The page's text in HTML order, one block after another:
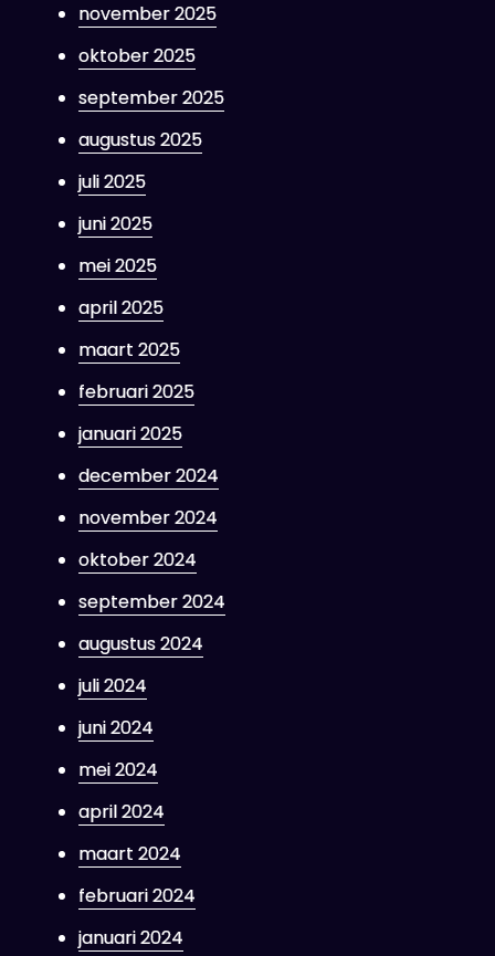
november 2025
oktober 2025
september 2025
augustus 2025
juli 2025
juni 2025
mei 2025
april 2025
maart 2025
februari 2025
januari 2025
december 2024
november 2024
oktober 2024
september 2024
augustus 2024
juli 2024
juni 2024
mei 2024
april 2024
maart 2024
februari 2024
januari 2024